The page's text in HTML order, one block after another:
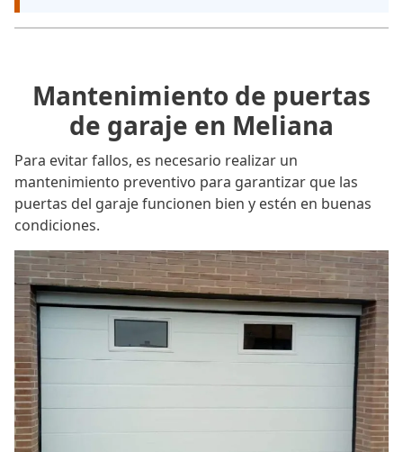
Mantenimiento de puertas
de garaje en Meliana
Para evitar fallos, es necesario realizar un
mantenimiento preventivo para garantizar que las
puertas del garaje funcionen bien y estén en buenas
condiciones.